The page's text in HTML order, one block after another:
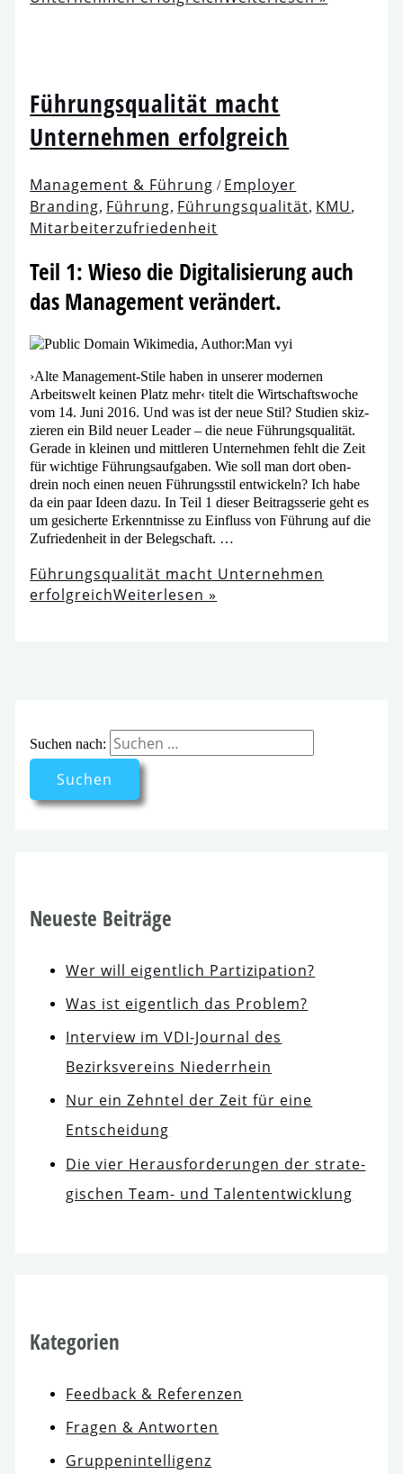
Führungsqualität macht
Unternehmen erfolgreich
Management & Führung / Employer
Branding, Führung, Führungsqualität, KMU,
Mitarbeiterzufriedenheit
Teil 1: Wieso die Digitalisierung auch
das Management verändert.
›Alte Management-Stile haben in unse­rer moder­nen
Arbeitswelt kei­nen Platz mehr‹ titelt die Wirtschaftswoche
vom 14. Juni 2016. Und was ist der neue Stil? Studien skiz­
zie­ren ein Bild neu­er Leader – die neue Führungsqualität.
Gerade in klei­nen und mitt­le­ren Unternehmen fehlt die Zeit
für wich­ti­ge Führungsaufgaben. Wie soll man dort oben­
drein noch einen neu­en Führungsstil ent­wi­ckeln? Ich habe
da ein paar Ideen dazu. In Teil 1 die­ser Beitragsserie geht es
um gesi­cher­te Erkenntnisse zu Einfluss von Führung auf die
Zufriedenheit in der Belegschaft. …
Führungsqualität macht Unternehmen
erfolg­reichWeiterlesen »
Suchen nach:
Neueste Beiträge
Wer will eigent­lich Partizipation?
Was ist eigent­lich das Problem?
Interview im VDI-Journal des
Bezirksvereins Niederrhein
Nur ein Zehntel der Zeit für eine
Entscheidung
Die vier Herausforderungen der stra­te­
gi­schen Team- und Talententwicklung
Kategorien
Feedback & Referenzen
Fragen & Antworten
Gruppenintelligenz